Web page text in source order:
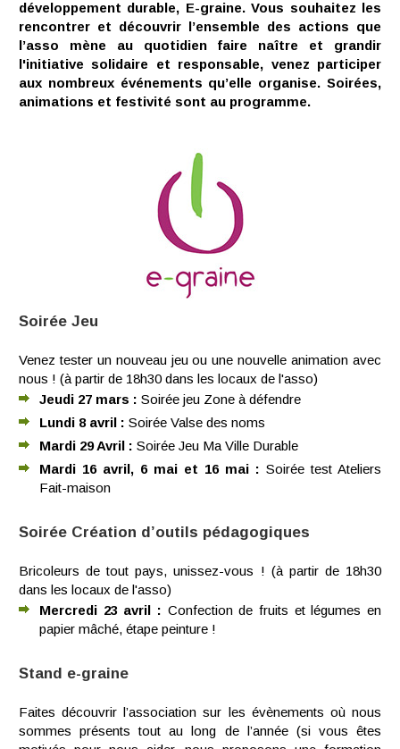
développement durable, E-graine. Vous souhaitez les
rencontrer et découvrir l’ensemble des actions que
l’asso mène au quotidien faire naître et grandir
l'initiative solidaire et responsable, venez participer
aux nombreux événements qu’elle organise. Soirées,
animations et festivité sont au programme.
Soirée Jeu
Venez tester un nouveau jeu ou une nouvelle animation avec
nous ! (à partir de 18h30 dans les locaux de l'asso)
Jeudi 27 mars : Soirée jeu Zone à défendre
Lundi 8 avril : Soirée Valse des noms
Mardi 29 Avril : Soirée Jeu Ma Ville Durable
Mardi 16 avril, 6 mai et 16 mai : Soirée test Ateliers
Fait-maison
Soirée Création d’outils pédagogiques
Bricoleurs de tout pays, unissez-vous ! (à partir de 18h30
dans les locaux de l'asso)
Mercredi 23 avril : Confection de fruits et légumes en
papier mâché, étape peinture !
Stand e-graine
Faites découvrir l’association sur les évènements où nous
sommes présents tout au long de l’année (si vous êtes